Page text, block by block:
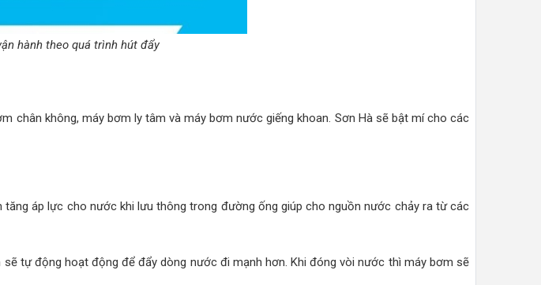
hành theo quá trình hút đẩy
chân không, máy bơm ly tâm và máy bơm nước giếng khoan. Sơn Hà sẽ bật mí cho các
áp lực cho nước khi lưu thông trong đường ống giúp cho nguồn nước chảy ra từ các
tự động hoạt động để đẩy dòng nước đi mạnh hơn. Khi đóng vòi nước thì máy bơm sẽ